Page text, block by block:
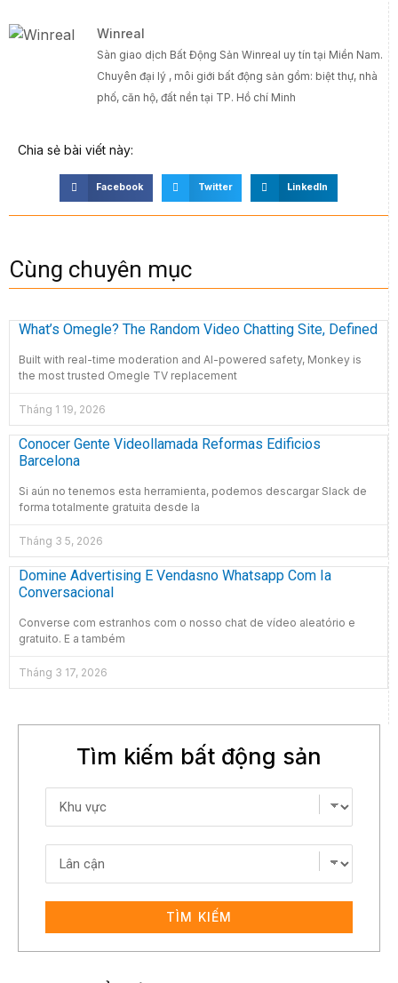
Winreal
Sàn giao dịch Bất Động Sản Winreal uy tín tại Miền Nam.
Chuyên đại lý , môi giới bất động sản gồm: biệt thự, nhà
phố, căn hộ, đất nền tại TP. Hồ chí Minh
Chia sẻ bài viết này:
Facebook Twitter LinkedIn
Cùng chuyên mục
What’s Omegle? The Random Video Chatting Site, Defined
Built with real-time moderation and AI-powered safety, Monkey is
the most trusted Omegle TV replacement
Tháng 1 19, 2026
Conocer Gente Videollamada Reformas Edificios
Barcelona
Si aún no tenemos esta herramienta, podemos descargar Slack de
forma totalmente gratuita desde la
Tháng 3 5, 2026
Domine Advertising E Vendasno Whatsapp Com Ia
Conversacional
Converse com estranhos com o nosso chat de vídeo aleatório e
gratuito. E a também
Tháng 3 17, 2026
Tìm kiếm bất động sản
TÌM KIẾM